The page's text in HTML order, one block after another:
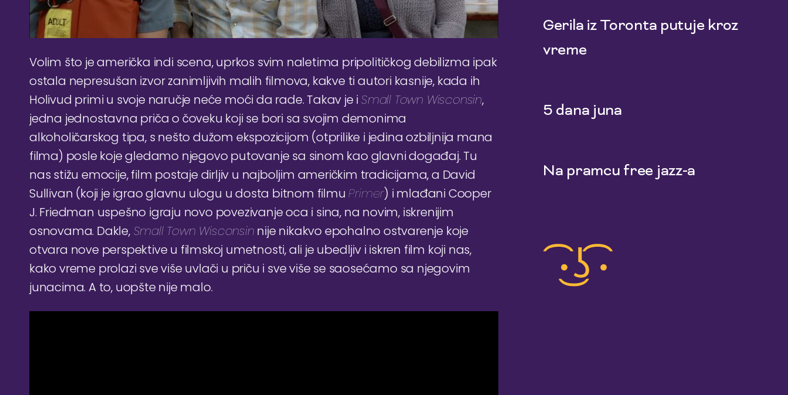
Volim što je američka indi scena, uprkos svim naletima pripolitičkog debilizma ipak
ostala nepresušan izvor zanimljivih malih filmova, kakve ti autori kasnije, kada ih
Holivud primi u svoje naručje neće moći da rade. Takav je iSmall Town Wisconsin,
jedna jednostavna priča o čoveku koji se bori sa svojim demonima
alkoholičarskog tipa, s nešto dužom ekspozicijom (otprilike i jedina ozbiljnija mana
filma) posle koje gledamo njegovo putovanje sa sinom kao glavni događaj. Tu
nas stižu emocije, film postaje dirljiv u najboljim američkim tradicijama, a David
Sullivan (koji je igrao glavnu ulogu u dosta bitnom filmuPrimer) i mlađani Cooper
J. Friedman uspešno igraju novo povezivanje oca i sina, na novim, iskrenijim
osnovama. Dakle,Small Town Wisconsin nije nikakvo epohalno ostvarenje koje
otvara nove perspektive u filmskoj umetnosti, ali je ubedljiv i iskren film koji nas,
kako vreme prolazi sve više uvlači u priču i sve više se saosećamo sa njegovim
junacima. A to, uopšte nije malo.
Gerila iz Toronta putuje kroz
vreme
5 dana juna
Na pramcu free jazz-a